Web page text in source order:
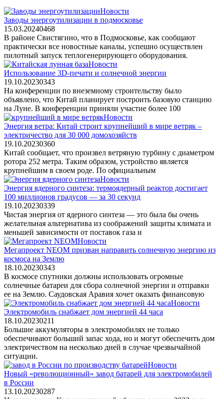
Новости
Заводы энергоутилизации в подмосковье
15.03.20240468
В районе Свистягино, что в Подмосковье, как сообщают
практически все новостные каналы, успешно осуществлен
пилотный запуск теплогенерирующего оборудования.
Новости
Использование 3D-печати и солнечной энергии
19.10.20230343
На конференции по внеземному строительству было
объявлено, что Китай планирует построить базовую станцию
на Луне. В конференции приняли участие более 100
Новости
Энергия ветра: Китай строит крупнейший в мире ветряк –
электричество для 30 000 домохозяйств
19.10.20230360
Китай сообщает, что произвел ветряную турбину с диаметром
ротора 252 метра. Таким образом, устройство является
крупнейшим в своем роде. По официальным
Новости
Энергия ядерного синтеза: термоядерный реактор достигает
100 миллионов градусов — за 30 секунд
19.10.20230339
Чистая энергия от ядерного синтеза — это была бы очень
желательная альтернатива из соображений защиты климата и
меньшей зависимости от поставок газа и
Новости
Мегапроект NEOM призван направить солнечную энергию из
космоса на Землю
18.10.20230343
В космосе спутники должны использовать огромные
солнечные батареи для сбора солнечной энергии и отправки
ее на Землю. Саудовская Аравия хочет оказать финансовую
Новости
Электромобиль снабжает дом энергией 44 часа
18.10.20230211
Большие аккумуляторы в электромобилях не только
обеспечивают больший запас хода, но и могут обеспечить дом
электричеством на несколько дней в случае чрезвычайной
ситуации.
Новости
Новый «революционный» завод батарей для электромобилей
в России
13.10.20230287